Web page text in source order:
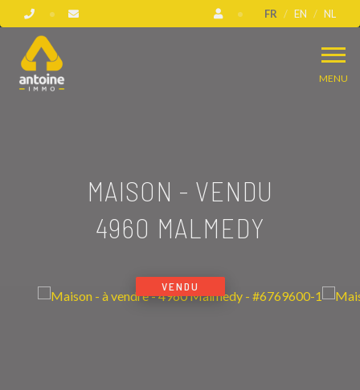
FR EN NL
MENU
MAISON - VENDU
4960 MALMEDY
VENDU